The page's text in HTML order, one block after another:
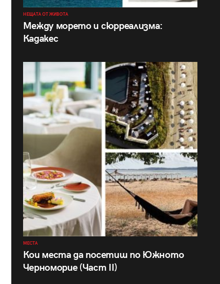
НЕЩАТА ОТ ЖИВОТА
Между морето и сюрреализма:
Кадакес
МЕСТА
Кои места да посетиш по Южното
Черноморие (Част II)